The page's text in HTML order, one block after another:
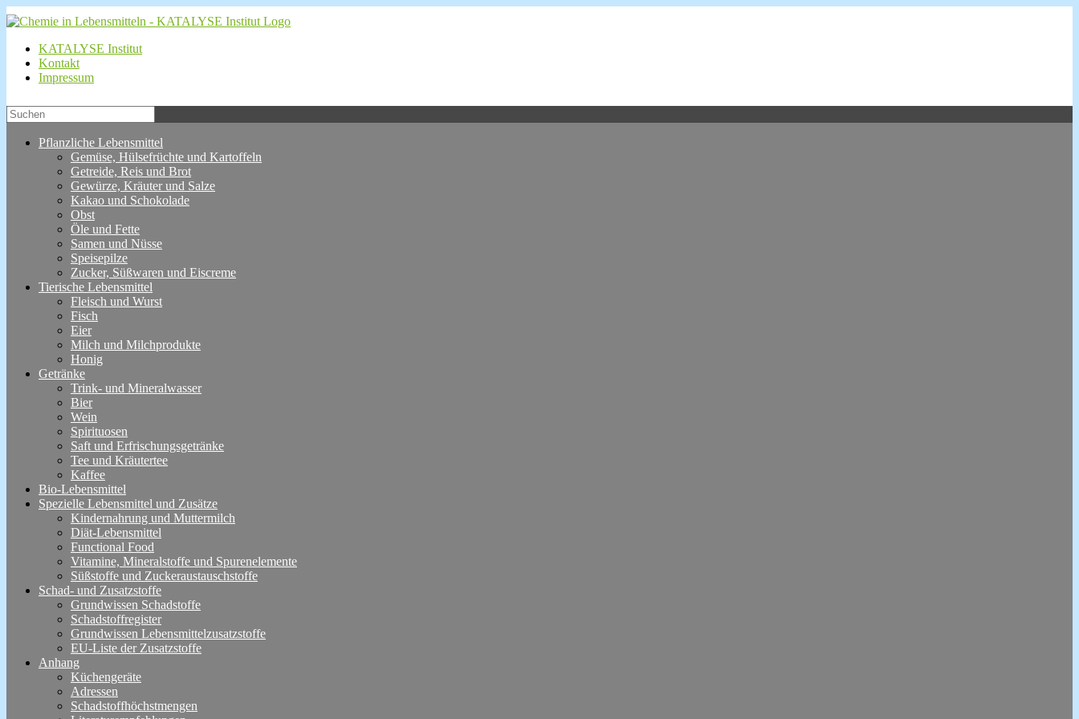
KATALYSE Institut
Kontakt
Impressum
Pflanzliche Lebensmittel
Gemüse, Hülsefrüchte und Kartoffeln
Getreide, Reis und Brot
Gewürze, Kräuter und Salze
Kakao und Schokolade
Obst
Öle und Fette
Samen und Nüsse
Speisepilze
Zucker, Süßwaren und Eiscreme
Tierische Lebensmittel
Fleisch und Wurst
Fisch
Eier
Milch und Milchprodukte
Honig
Getränke
Trink- und Mineralwasser
Bier
Wein
Spirituosen
Saft und Erfrischungsgetränke
Tee und Kräutertee
Kaffee
Bio-Lebensmittel
Spezielle Lebensmittel und Zusätze
Kindernahrung und Muttermilch
Diät-Lebensmittel
Functional Food
Vitamine, Mineralstoffe und Spurenelemente
Süßstoffe und Zuckeraustauschstoffe
Schad- und Zusatzstoffe
Grundwissen Schadstoffe
Schadstoffregister
Grundwissen Lebensmittelzusatzstoffe
EU-Liste der Zusatzstoffe
Anhang
Küchengeräte
Adressen
Schadstoffhöchstmengen